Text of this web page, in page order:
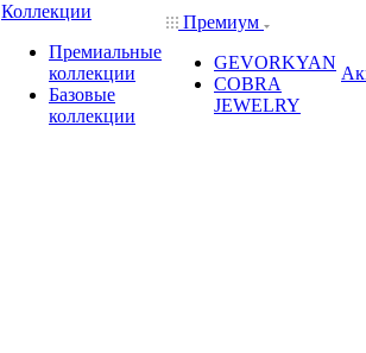
Коллекции
Премиальные
коллекции
Базовые
коллекции
Премиум
GEVORKYAN
COBRA
JEWELRY